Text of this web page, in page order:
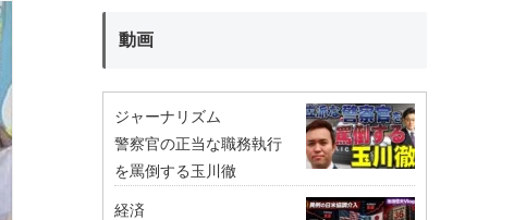
動画
ジャーナリズム
警察官の正当な職務執行
を罵倒する玉川徹
経済